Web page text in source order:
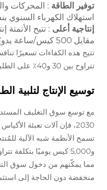
توفير الطاقة : المحركات
استهلاك الكهرباء السنوي بنسبة
إنتاجية أعلى
مقابل 500 كيس/ساعة يدويًا
تتيح هذه الكفاءات تسعيرًا
تتراوح بين 30 و40٪ على الطلبات الكبيرة.
توسيع الإنتاج لتلبية
2030، فإن آلات تعبئة
مما يمكّنهم من دخول سوق
منخفضة دون الحاجة إلى